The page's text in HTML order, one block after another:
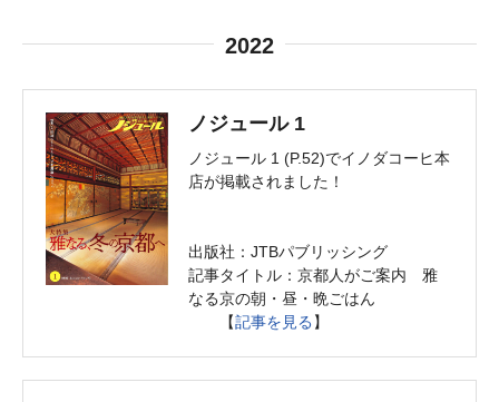
2022
ノジュール 1
ノジュール 1 (P.52)でイノダコーヒ本
店が掲載されました！
出版社：JTBパブリッシング
記事タイトル：京都人がご案内 雅
なる京の朝・昼・晩ごはん
【記事を見る 】